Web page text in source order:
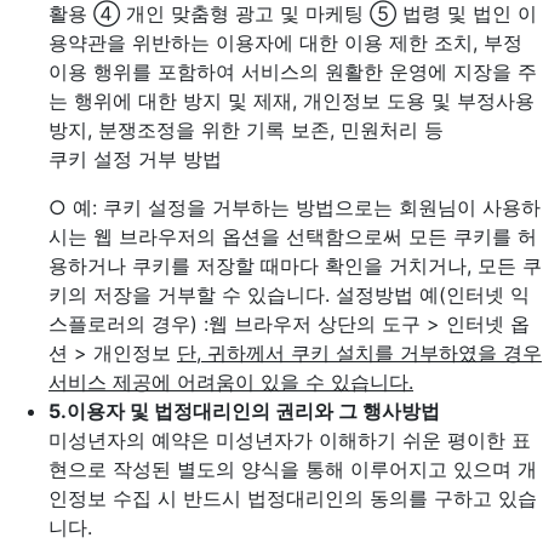
활용 ④ 개인 맞춤형 광고 및 마케팅 ⑤ 법령 및 법인 이
용약관을 위반하는 이용자에 대한 이용 제한 조치, 부정
이용 행위를 포함하여 서비스의 원활한 운영에 지장을 주
는 행위에 대한 방지 및 제재, 개인정보 도용 및 부정사용
방지, 분쟁조정을 위한 기록 보존, 민원처리 등
쿠키 설정 거부 방법
○ 예: 쿠키 설정을 거부하는 방법으로는 회원님이 사용하
시는 웹 브라우저의 옵션을 선택함으로써 모든 쿠키를 허
용하거나 쿠키를 저장할 때마다 확인을 거치거나, 모든 쿠
키의 저장을 거부할 수 있습니다. 설정방법 예(인터넷 익
스플로러의 경우) :웹 브라우저 상단의 도구 > 인터넷 옵
션 > 개인정보 단, 귀하께서 쿠키 설치를 거부하였을 경우
서비스 제공에 어려움이 있을 수 있습니다.
5.이용자 및 법정대리인의 권리와 그 행사방법
미성년자의 예약은 미성년자가 이해하기 쉬운 평이한 표
현으로 작성된 별도의 양식을 통해 이루어지고 있으며 개
인정보 수집 시 반드시 법정대리인의 동의를 구하고 있습
니다.